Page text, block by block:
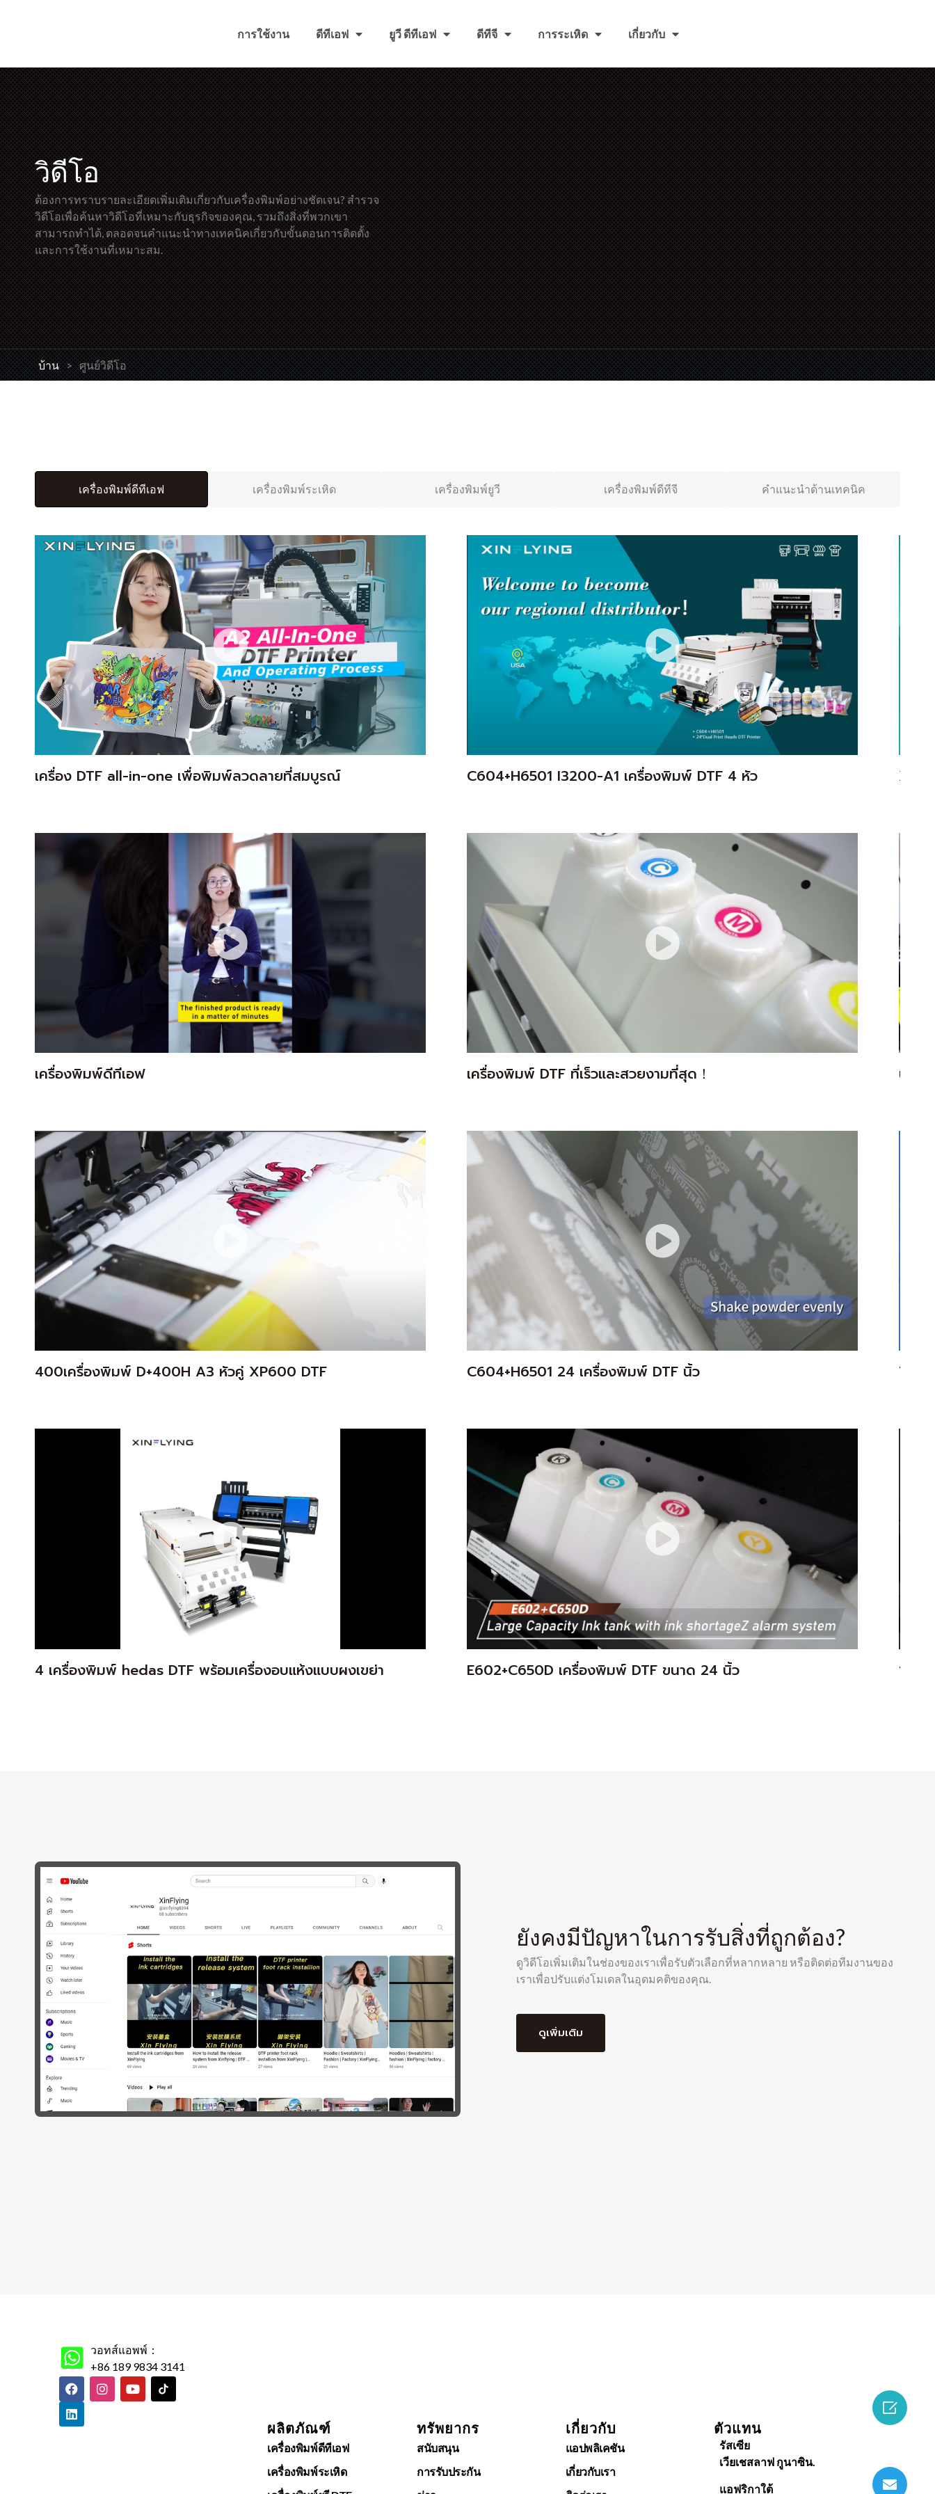
การใช้งาน ดีทีเอฟ ยูวี ดีทีเอฟ ดีทีจี การระเหิด เกี่ยวกับ
วิดีโอ
ต้องการทราบรายละเอียดเพิ่มเติมเกี่ยวกับเครื่องพิมพ์อย่างชัดเจน? สำรวจ
วิดีโอเพื่อค้นหาวิดีโอที่เหมาะกับธุรกิจของคุณ, รวมถึงสิ่งที่พวกเขา
สามารถทำได้, ตลอดจนคำแนะนำทางเทคนิคเกี่ยวกับขั้นตอนการติดตั้ง
และการใช้งานที่เหมาะสม.
บ้าน > ศูนย์วิดีโอ
เครื่องพิมพ์ดีทีเอฟ เครื่องพิมพ์ระเหิด เครื่องพิมพ์ยูวี เครื่องพิมพ์ดีทีจี คำแนะนำด้านเทคนิค
เครื่อง DTF all-in-one เพื่อพิมพ์ลวดลายที่สมบูรณ์ C604+H6501 I3200-A1 เครื่องพิมพ์ DTF 4 หัว XF-
เครื่องพิมพ์ดีทีเอฟ เครื่องพิมพ์ DTF ที่เร็วและสวยงามที่สุด！ นิทร
400เครื่องพิมพ์ D+400H A3 หัวคู่ XP600 DTF C604+H6501 24 เครื่องพิมพ์ DTF นิ้ว
4 เครื่องพิมพ์ hedas DTF พร้อมเครื่องอบแห้งแบบผงเขย่า E602+C650D เครื่องพิมพ์ DTF ขนาด 24 นิ้ว 12เ
ยังคงมีปัญหาในการรับสิ่งที่ถูกต้อง?
ดูวิดีโอเพิ่มเติมในช่องของเราเพื่อรับตัวเลือกที่หลากหลาย หรือติดต่อทีมงานของ
เราเพื่อปรับแต่งโมเดลในอุดมคติของคุณ.
ดูเพิ่มเติม
วอทส์แอพพ์：
+86 189 9834 3141
ผลิตภัณฑ์
เครื่องพิมพ์ดีทีเอฟ
เครื่องพิมพ์ระเหิด
ทรัพยากร
สนับสนุน
การรับประกัน
เกี่ยวกับ
แอปพลิเคชัน
เกี่ยวกับเรา
ตัวแทน
รัสเซีย
เวียเชสลาฟ กูนาซิน.
แอฟริกาใต้
